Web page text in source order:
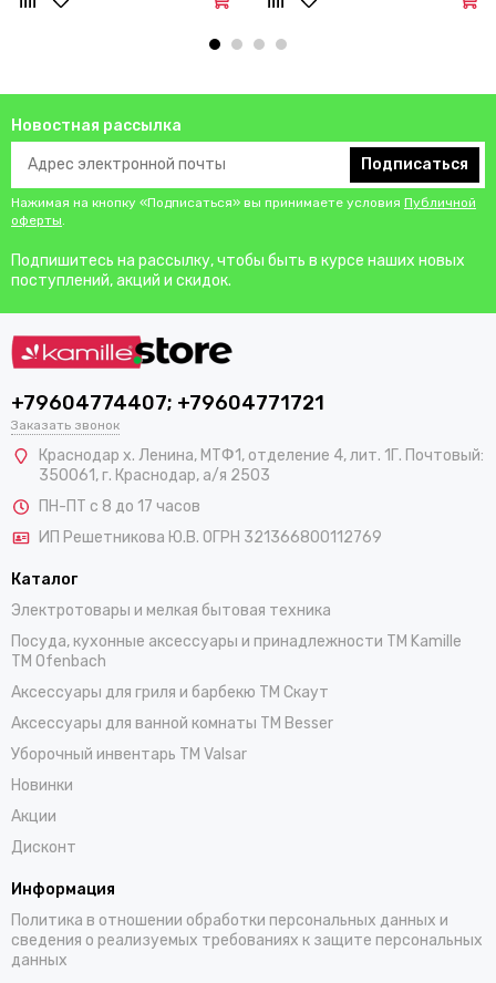
Новостная рассылка
Подписаться
Нажимая на кнопку «Подписаться» вы принимаете условия Публичной
оферты.
Подпишитесь на рассылку, чтобы быть в курсе наших новых
поступлений, акций и скидок.
+79604774407; +79604771721
Заказать звонок
Краснодар х. Ленина, МТФ1, отделение 4, лит. 1Г. Почтовый:
350061, г. Краснодар, а/я 2503
ПН-ПТ с 8 до 17 часов
ИП Решетникова Ю.В. ОГРН 321366800112769
Каталог
Электротовары и мелкая бытовая техника
Посуда, кухонные аксессуары и принадлежности TM Kamille
TM Ofenbach
Аксессуары для гриля и барбекю TM Скаут
Аксессуары для ванной комнаты TM Besser
Уборочный инвентарь TM Valsar
Новинки
Акции
Дисконт
Информация
Политика в отношении обработки персональных данных и
сведения о реализуемых требованиях к защите персональных
данных